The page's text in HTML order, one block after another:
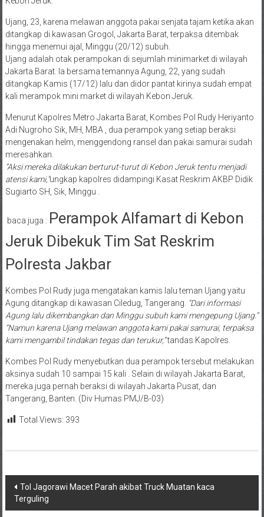
Ujang, 23, karena melawan anggota pakai senjata tajam ketika akan
ditangkap di kawasan Grogol, Jakarta Barat, terpaksa ditembak
hingga menemui ajal, Minggu (20/12) subuh.
Ujang adalah otak perampokan di sejumlah minimarket di wilayah
Jakarta Barat. Ia bersama temannya Agung, 22, yang sudah
ditangkap Kamis (17/12) lalu dan didor pantat kirinya sudah empat
kali merampok mini market di wilayah Kebon Jeruk.
Menurut Kapolres Metro Jakarta Barat, Kombes Pol Rudy Heriyanto
Adi Nugroho Sik, MH, MBA , dua perampok yang setiap beraksi
mengenakan helm, menggendong ransel dan pakai samurai sudah
meresahkan.
“Aksi mereka dilakukan berturut-turut di Kebon Jeruk tentu menjadi
atensi kami,”ungkap kapolres didampingi Kasat Reskrim AKBP Didik
Sugiarto SH, Sik, Minggu .
baca juga : Perampok Alfamart di Kebon
Jeruk Dibekuk Tim Sat Reskrim
Polresta Jakbar
Kombes Pol Rudy juga mengatakan kamis lalu teman Ujang yaitu
Agung ditangkap di kawasan Ciledug, Tangerang. “Dari informasi
Agung lalu dikembangkan dan Minggu subuh kami mengepung Ujang.”
“Namun karena Ujang melawan anggota kami pakai samurai, terpaksa
kami mengambil tindakan tegas dan terukur,”tandas Kapolres.
Kombes Pol Rudy menyebutkan dua perampok tersebut melakukan
aksinya sudah 10 sampai 15 kali . Selain di wilayah Jakarta Barat,
mereka juga pernah beraksi di wilayah Jakarta Pusat, dan
Tangerang, Banten. (Div Humas PMJ/B-03)
Total Views: 393
Navigasi
pos
Tol Jagorawi Macet Parah akibat Truck Muatan kaca
Terguling